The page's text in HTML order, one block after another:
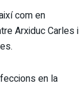
com en
Arxiduc Carles i
en la